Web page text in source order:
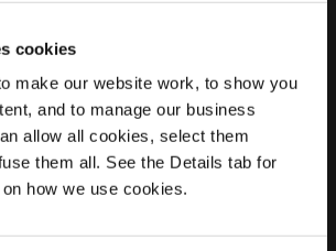
cookies
make our website work, to show you
and to manage our business
allow all cookies, select them
them all. See the Details tab for
how we use cookies.
Pronkridder 2
9404 MC Assen
Países Baixos